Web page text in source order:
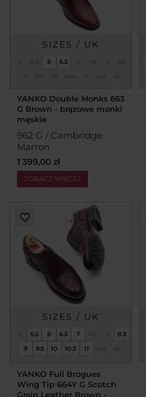
SIZES / UK
5 5.5 6 6.5 7 7.5 8
8.5
9
9.5 10 10.5 11 11.5 12
YANKO Double Monks 663
G Brown - brązowe monki
męskie
962 G / Cambridge
Marron
1 399,00 zł
ZOBACZ WIĘCEJ
SIZES / UK
5 5.5 6 6.5 7 7.5 8
8.5
9
9.5 10 10.5 11 11.5 12
YANKO Full Brogues
Wing Tip 664Y G Scotch
Grain Leather Brown -